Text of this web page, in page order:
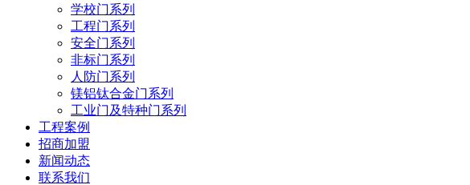
学校门系列
工程门系列
安全门系列
非标门系列
人防门系列
镁铝钛合金门系列
工业门及特种门系列
工程案例
招商加盟
新闻动态
联系我们